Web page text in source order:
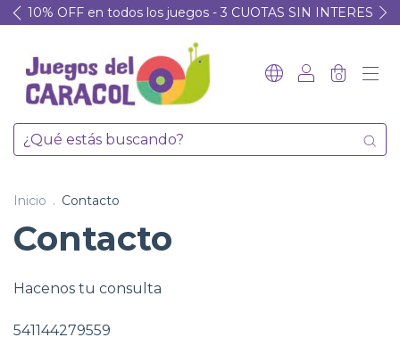
10% OFF en todos los juegos - 3 CUOTAS SIN INTERES
0
Inicio . Contacto
Contacto
Hacenos tu consulta
541144279559